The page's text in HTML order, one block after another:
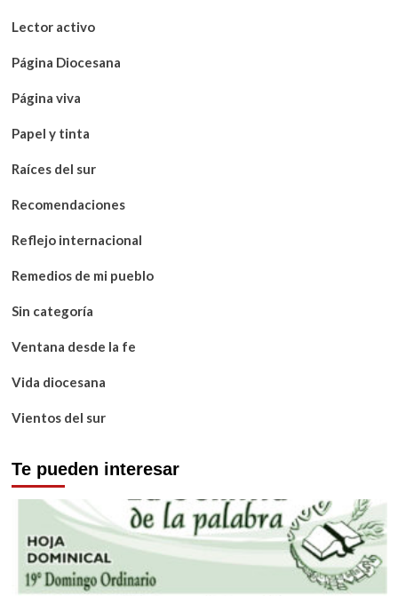
Lector activo
Página Diocesana
Página viva
Papel y tinta
Raíces del sur
Recomendaciones
Reflejo internacional
Remedios de mi pueblo
Sin categoría
Ventana desde la fe
Vida diocesana
Vientos del sur
Te pueden interesar